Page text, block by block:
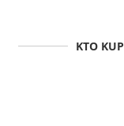
KTO